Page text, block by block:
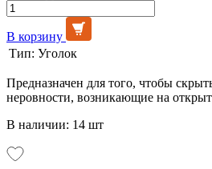
В корзину
Тип: Уголок
Предназначен для того, чтобы
неровности, возникающие на
В наличии: 14 шт